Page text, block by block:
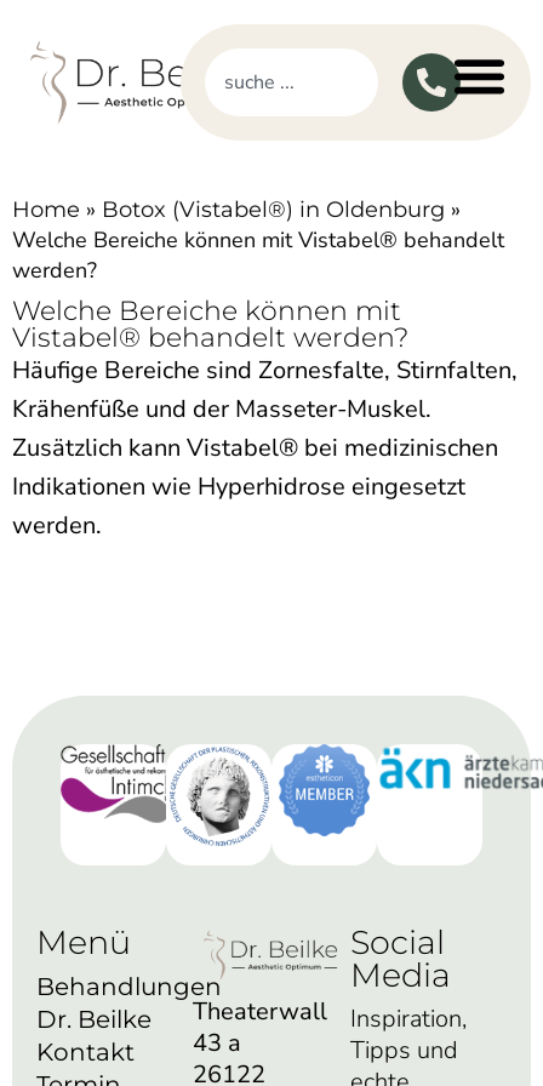
Home » Botox (Vistabel®) in Oldenburg »
Welche Bereiche können mit Vistabel® behandelt
werden?
Welche Bereiche können mit
Vistabel® behandelt werden?
Häufige Bereiche sind Zornesfalte, Stirnfalten,
Krähenfüße und der Masseter-Muskel.
Zusätzlich kann Vistabel® bei medizinischen
Indikationen wie Hyperhidrose eingesetzt
werden.
Menü
Behandlungen
Dr. Beilke
Kontakt
Theaterwall
43 a
26122
Social
Media
Inspiration,
Tipps und